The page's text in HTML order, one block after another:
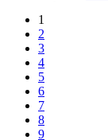
1
2
3
4
5
6
7
8
9